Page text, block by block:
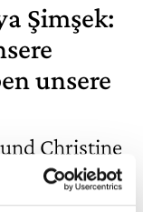
Şimşek:
unsere
Christine